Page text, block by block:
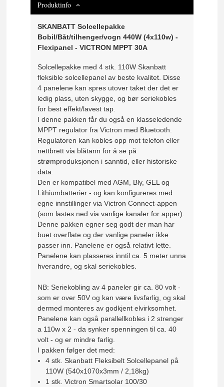
Produktinfo
SKANBATT Solcellepakke
Bobil/Båt/tilhenger/vogn 440W (4x110w) -
Flexipanel - VICTRON MPPT 30A
Solcellepakke med 4 stk. 110W Skanbatt
fleksible solcellepanel av beste kvalitet. Disse
4 panelene kan spres utover taket der det er
ledig plass, uten skygge, og bør seriekobles
for best effekt/lavest tap.
I denne pakken får du også en klasseledende
MPPT regulator fra Victron med Bluetooth.
Regulatoren kan kobles opp mot telefon eller
nettbrett via blåtann for å se på
strømproduksjonen i sanntid, eller historiske
data.
Den er kompatibel med AGM, Bly, GEL og
Lithiumbatterier - og kan konfigureres med
egne innstillinger via Victron Connect-appen
(som lastes ned via vanlige kanaler for apper).
Denne pakken egner seg godt der man har
buet overflate og der vanlige paneler ikke
passer inn. Panelene er også relativt lette.
Panelene kan plasseres inntil ca. 5 meter unna
hverandre, og skal seriekobles.
NB: Seriekobling av 4 paneler gir ca. 80 volt -
som er over 50V og kan være livsfarlig, og skal
dermed monteres av godkjent elvirksomhet.
Panelene kan også parallellkobles i 2 strenger
a 110w x 2 - da synker spenningen til ca. 40
volt - og er mindre farlig.
I pakken følger det med:
4 stk. Skanbatt Fleksibelt Solcellepanel på
110W (540x1070x3mm / 2,18kg)
1 stk. Victron Smartsolar 100/30